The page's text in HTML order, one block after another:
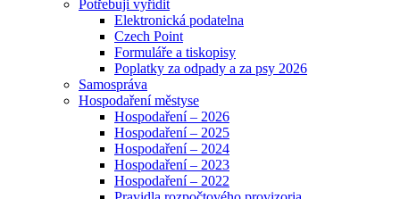
Potřebuji vyřídit
Elektronická podatelna
Czech Point
Formuláře a tiskopisy
Poplatky za odpady a za psy 2026
Samospráva
Hospodaření městyse
Hospodaření – 2026
Hospodaření – 2025
Hospodaření – 2024
Hospodaření – 2023
Hospodaření – 2022